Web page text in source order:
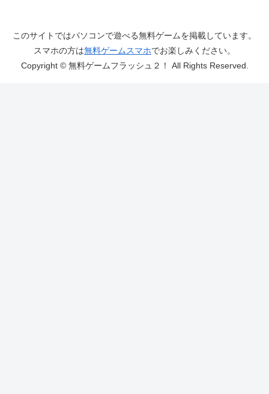
このサイトではパソコンで遊べる無料ゲームを掲載しています。
スマホの方は無料ゲームスマホでお楽しみください。
Copyright © 無料ゲームフラッシュ２！ All Rights Reserved.